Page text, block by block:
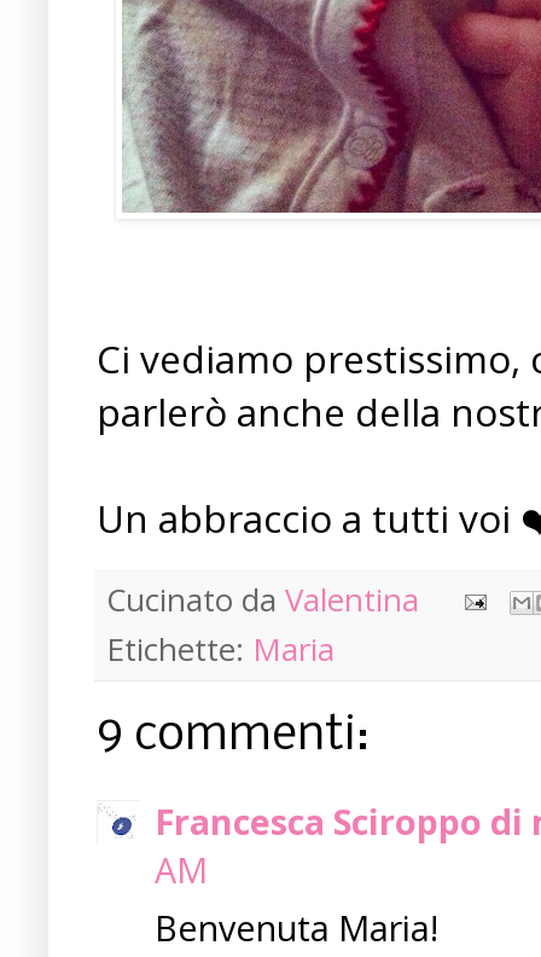
Ci vediamo
parlerò anche della
Un abbraccio a tutti voi
Cucinato da Valentina
Etichette: Maria
9 commenti:
Francesca Sciroppo
AM
Benvenuta Maria!